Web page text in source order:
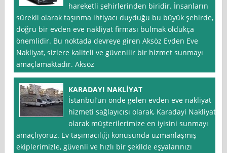
hareketli şehirlerinden biridir. İnsanların
sürekli olarak taşınma ihtiyacı duyduğu bu büyük şehirde,
doğru bir evden eve nakliyat firması bulmak oldukça
önemlidir. Bu noktada devreye giren Aksöz Evden Eve
Nakliyat, sizlere kaliteli ve güvenilir bir hizmet sunmayı
amaçlamaktadır. Aksöz
KARADAYI NAKLİYAT
İstanbul‘un önde gelen evden eve nakliyat
hizmeti sağlayıcısı olarak, Karadayi Nakliyat
olarak müşterilerimize en iyisini sunmayı
amaçlıyoruz. Ev taşımacılığı konusunda uzmanlaşmış
ekiplerimizle, güvenli ve hızlı bir şekilde eşyalarınızı